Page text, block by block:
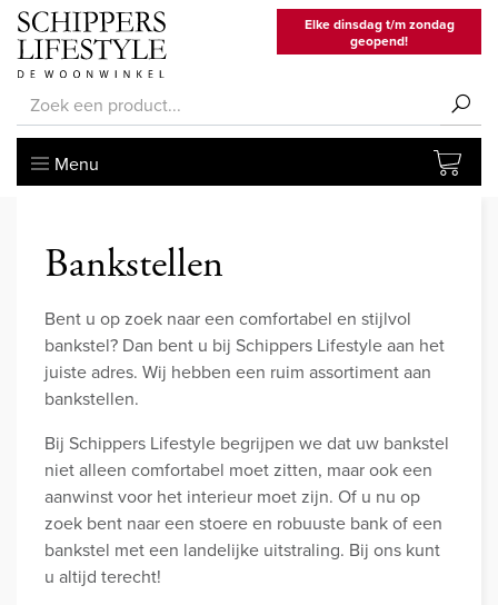
Elke dinsdag t/m zondag
geopend!
Menu
Bankstellen
Bent u op zoek naar een comfortabel en stijlvol
bankstel? Dan bent u bij Schippers Lifestyle aan het
juiste adres. Wij hebben een ruim assortiment aan
bankstellen.
Bij Schippers Lifestyle begrijpen we dat uw bankstel
niet alleen comfortabel moet zitten, maar ook een
aanwinst voor het interieur moet zijn. Of u nu op
zoek bent naar een stoere en robuuste bank of een
bankstel met een landelijke uitstraling. Bij ons kunt
u altijd terecht!